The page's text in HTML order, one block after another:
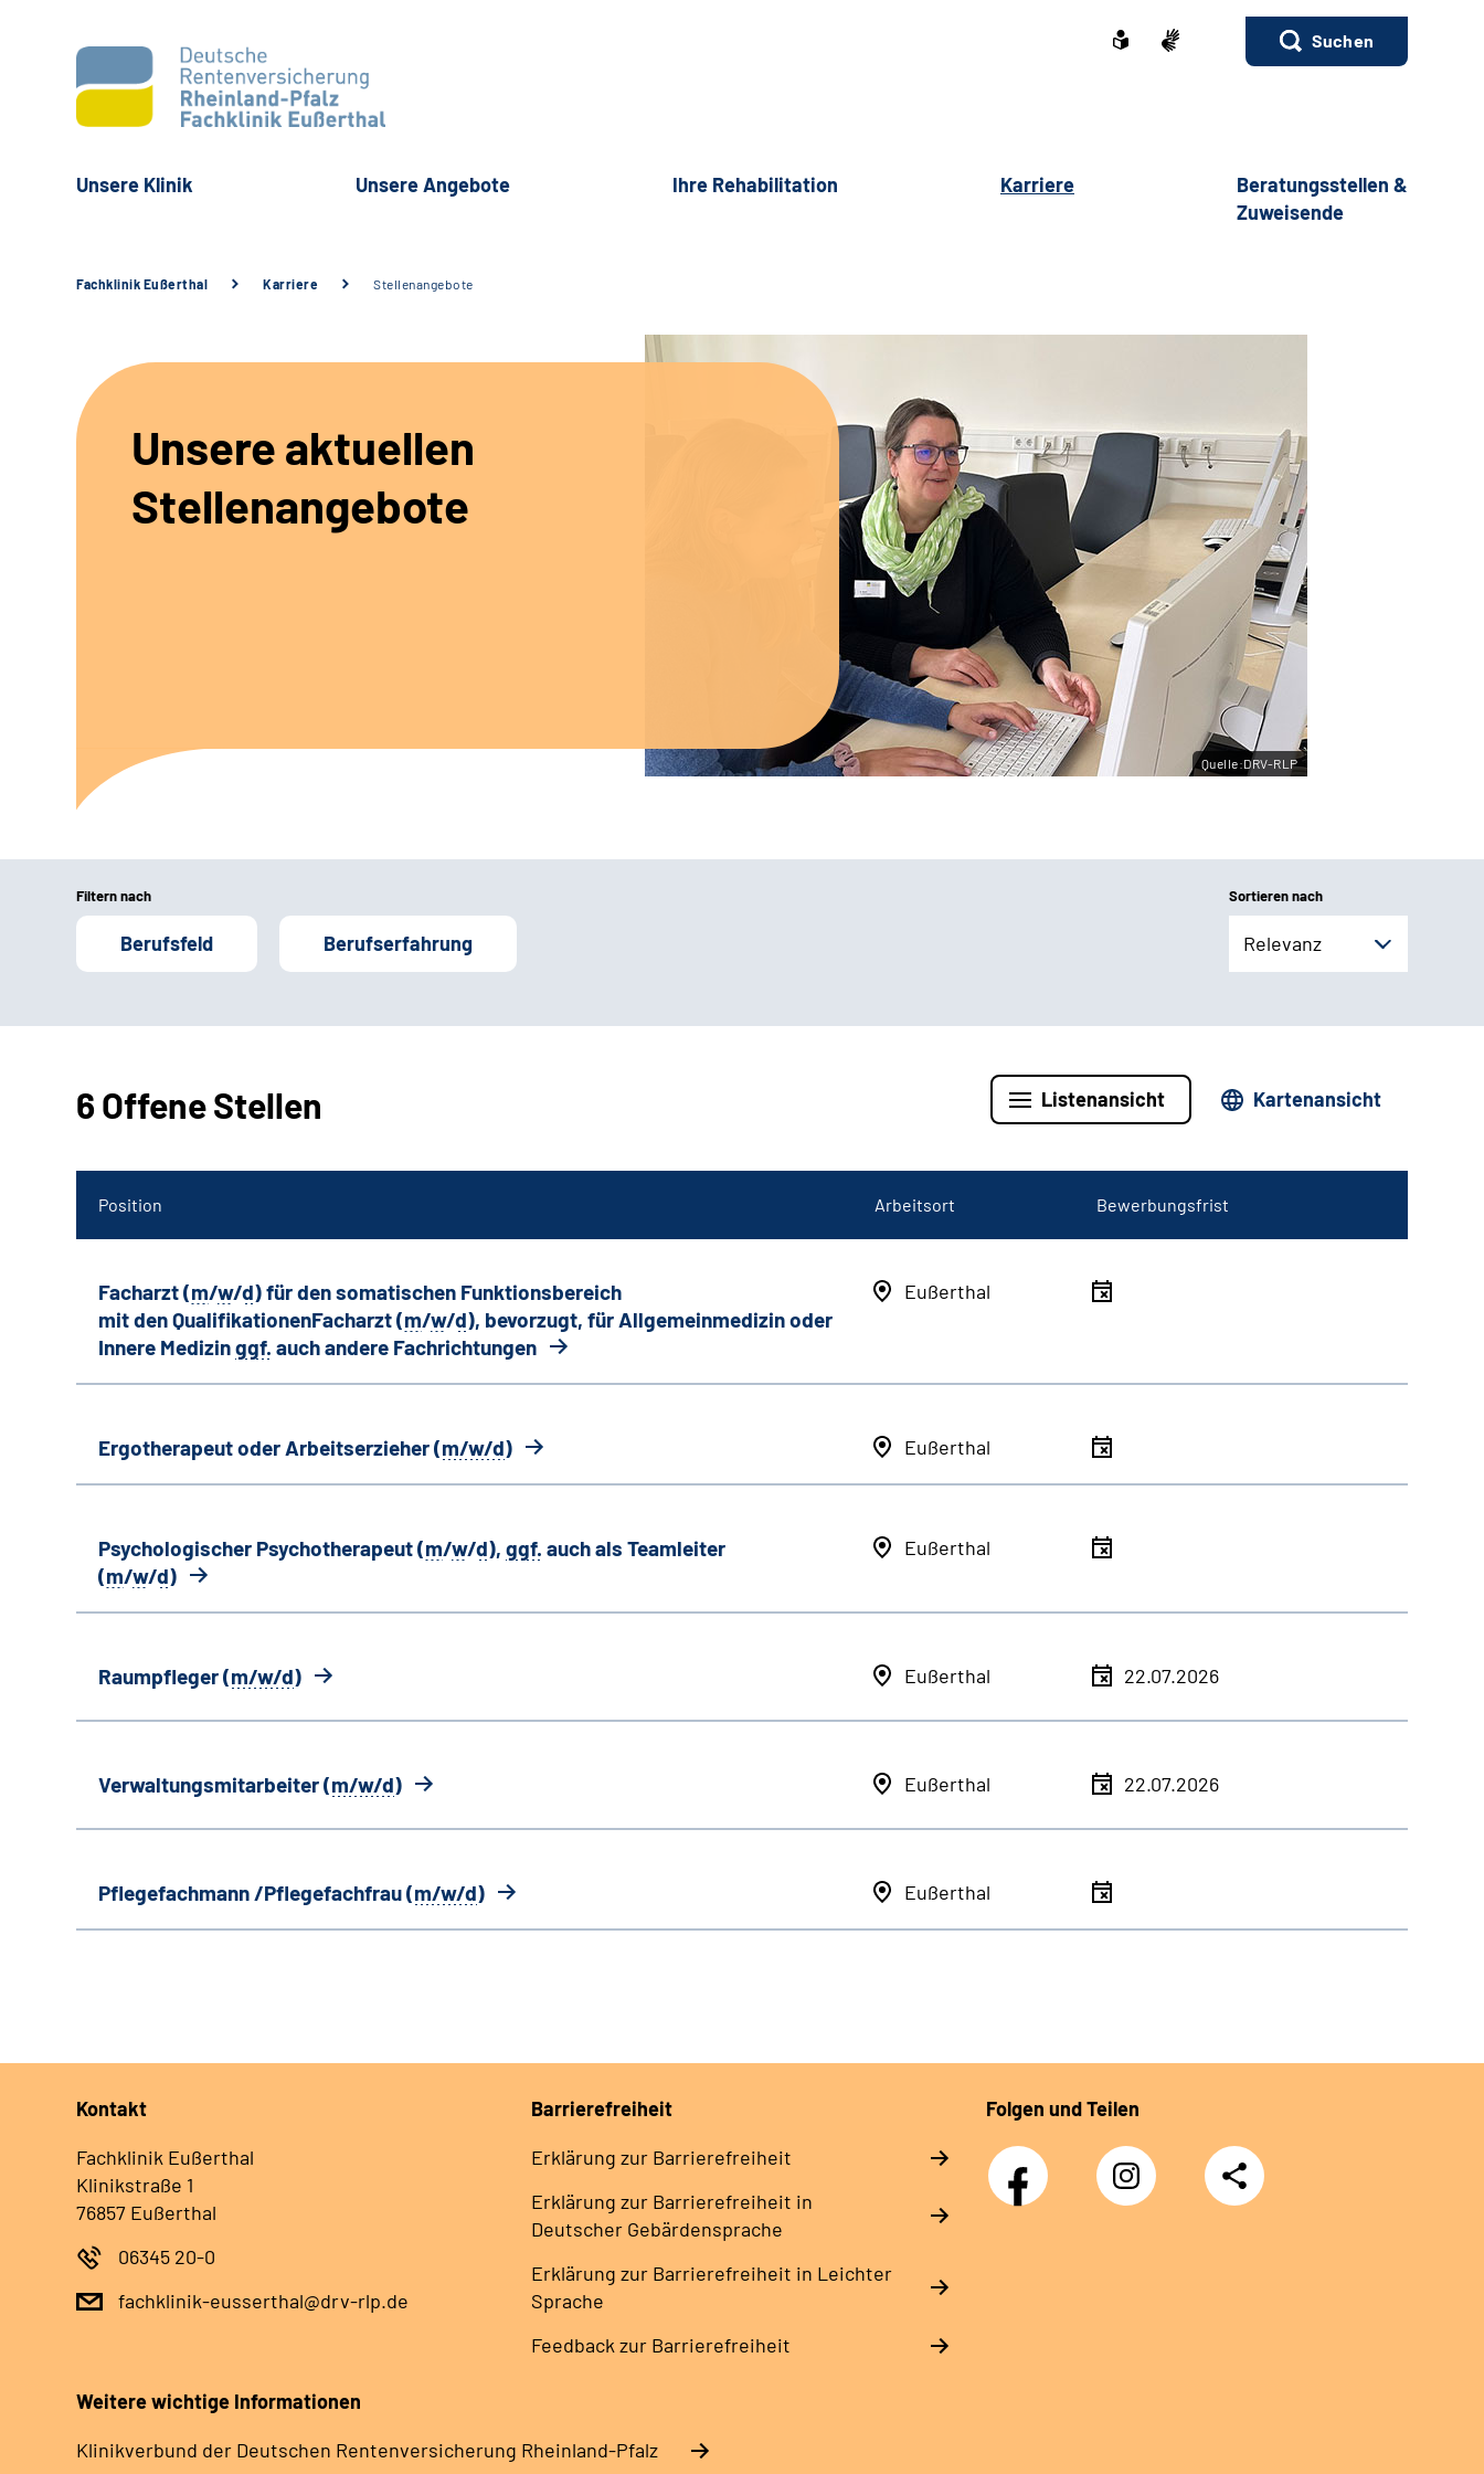
Suchen
Unsere Klinik Unsere Angebote Ihre Rehabilitation Karriere
Beratungsstellen &
Zuweisende
Fachklinik Eußerthal Karriere Stellenangebote
Unsere aktuellen
Stellenangebote
Quelle:DRV-RLP
Filtern nach
Berufsfeld Berufserfahrung
Sortieren nach
Relevanz
6 Offene Stellen Listenansicht Kartenansicht
Position Arbeitsort Bewerbungsfrist
Facharzt (m/w/d) für den somatischen Funktionsbereich
mit den QualifikationenFacharzt (m/w/d), bevorzugt, für Allgemeinmedizin oder
Innere Medizinggf. auch andere Fachrichtungen
Eußerthal
Ergotherapeut oder Arbeitserzieher (m/w/d) Eußerthal
Psychologischer Psychotherapeut (m/w/d), ggf. auch als Teamleiter
(m/w/d)
Eußerthal
Raumpfleger (m/w/d) Eußerthal 22.07.2026
Verwaltungsmitarbeiter (m/w/d) Eußerthal 22.07.2026
Pflegefachmann /Pflegefachfrau (m/w/d) Eußerthal
Kontakt
Fachklinik Eußerthal
Klinikstraße 1
76857 Eußerthal
06345 20-0
fachklinik-eusserthal@drv-rlp.de
Barrierefreiheit
Erklärung zur Barrierefreiheit
Erklärung zur Barrierefreiheit in
Deutscher Gebärdensprache
Erklärung zur Barrierefreiheit in Leichter
Sprache
Feedback zur Barrierefreiheit
Folgen und Teilen
Facebook
Instagram
DRV
Nachwuchskräfte
Teilen
Weitere wichtige Informationen
Klinikverbund der Deutschen Rentenversicherung Rheinland-Pfalz